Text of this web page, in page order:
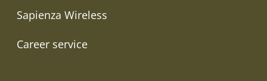
Sapienza Wireless
Career service